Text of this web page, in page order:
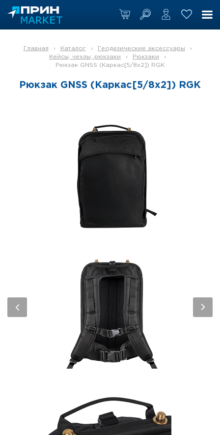
Главная › Каталог › Геодезические аксессуары
›
Кейсы, чехлы, рюкзаки
› Рюкзаки
›
Рюкзак GNSS (Каркас[5/8x2]) RGK
Рюкзак GNSS (Каркас[5/8x2]) RGK